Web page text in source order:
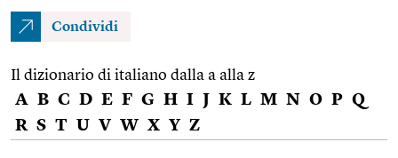
Condividi
Il dizionario di italiano dalla a alla z
A B C D E F G H I J K L M N O P Q
R S T U V W X Y Z